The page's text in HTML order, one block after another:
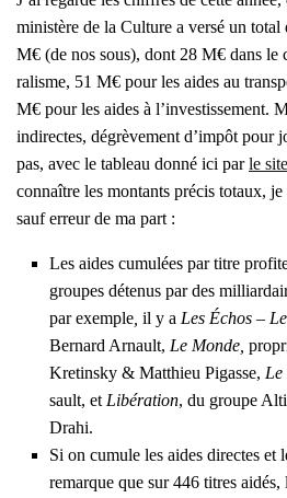
minis­tère de la Culture a ver­sé un total
M€ (de nos sous), dont 28 M€ dans le
ra­lisme, 51 M€ pour les aides au
M€ pour les aides à l’investissement.
indi­rectes, dégrè­ve­ment d’im­pôt pour
pas, avec le tableau don­né ici parle
connaître les mon­tants pré­cis totaux,
sauf erreur de ma part :
Les aides cumu­lées par titre
groupes déte­nus par des
par exemple il y a Les Échos –
Ber­nard Arnault, Le Monde,
Kre­tins­ky & Mat­thieu Pigasse,
sault, et Libé­ra­tion, du groupe
Dra­hi.
Si on cumule les aides directes et
remarque que sur 446 titres